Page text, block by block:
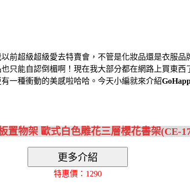
前超級超級愛去特賣會，不管是化妝品還是衣服
只能自認倒楣啊！現在我大部分都在網路上買東
一種衝動的美感啦哈哈。今天小編就來介紹
置物架 歐式白色雕花三層櫻花書架(CE-
特惠價：1290